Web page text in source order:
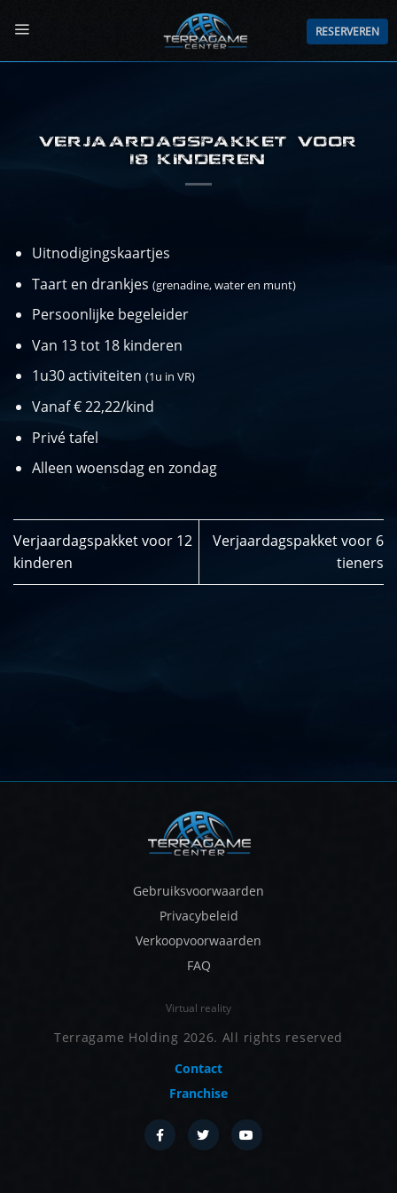
naar
RESERVEREN
VERJAARDAGSPAKKET VOOR
18 KINDEREN
Uitnodigingskaartjes
Taart en drankjes (grenadine, water en munt)
Persoonlijke begeleider
Van 13 tot 18 kinderen
1u30 activiteiten (1u in VR)
Vanaf € 22,22/kind
Privé tafel
Alleen woensdag en zondag
Verjaardagspakket voor 12
kinderen
Verjaardagspakket voor 6
tieners
Gebruiksvoorwaarden
Privacybeleid
Verkoopvoorwaarden
FAQ
Virtual reality
Terragame Holding 2026. All rights reserved
Contact
Franchise